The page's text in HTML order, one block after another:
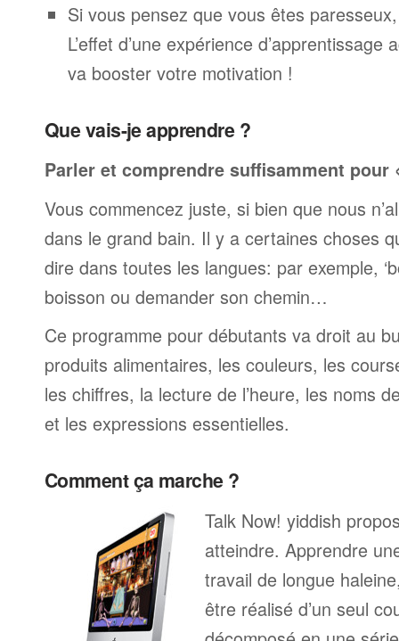
Si vous pensez que vous êtes
L’effet d’une expérience
va booster votre motivation !
Que vais-je apprendre ?
Parler et comprendre suffisamment pour
Vous commencez juste, si bien que nous
dans le grand bain. Il y a certaines choses
dire dans toutes les langues: par exemple,
boisson ou demander son chemin…
Ce programme pour débutants va droit au
produits alimentaires, les couleurs, les
les chiffres, la lecture de l’heure, les noms
et les expressions essentielles.
Comment ça marche ?
Talk Now! yiddish
atteindre. Apprendre
travail de longue
être réalisé d’un seul